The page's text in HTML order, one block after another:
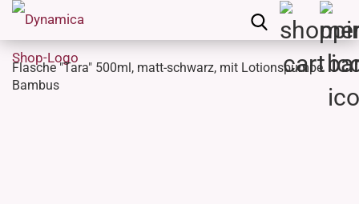
Flasche "Tara" 500ml, matt-schwarz, mit Lotionspumpe
Bambus